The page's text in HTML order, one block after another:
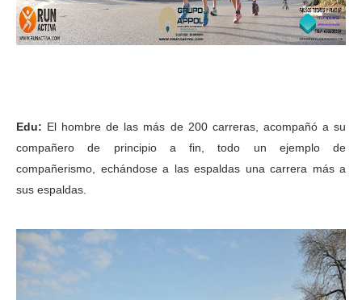
Edu: El hombre de las más de 200 carreras, acompañó a su
compañero de principio a fin, todo un ejemplo de
compañerismo, echándose a las espaldas una carrera más a
sus espaldas.